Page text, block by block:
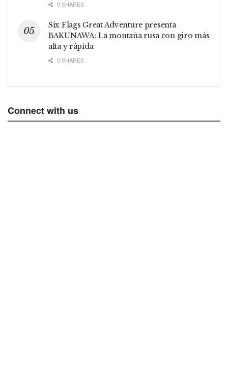
0 SHARES
Six Flags Great Adventure presenta
BAKUNAWA: La montaña rusa con giro más
alta y rápida
0 SHARES
Connect with us